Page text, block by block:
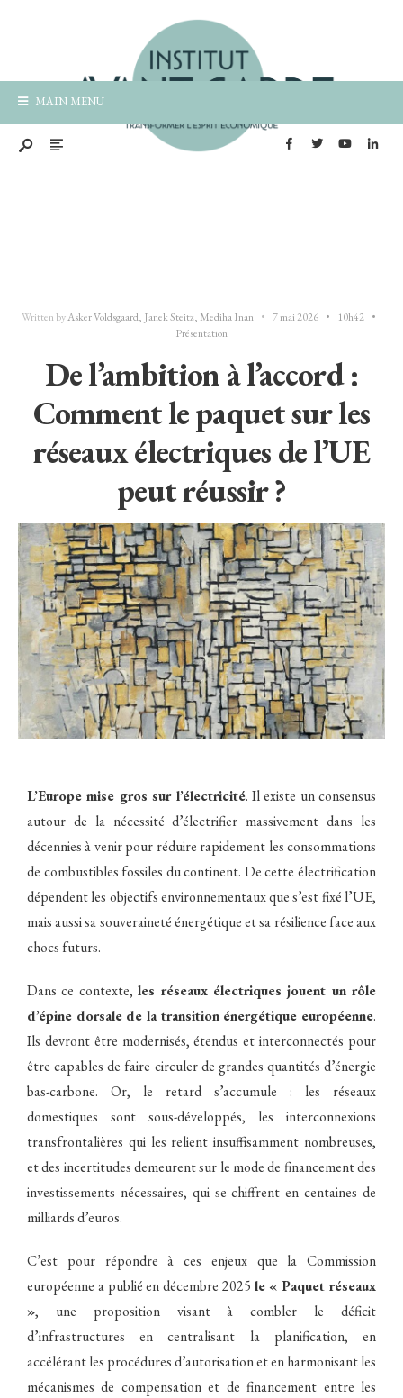
MAIN MENU
Written byAsker Voldsgaard, Janek Steitz, Mediha Inan • 7 mai 2026 • 10h42 •
Présentation
De l’ambition à l’accord :
Comment le paquet sur les
réseaux électriques de l’UE
peut réussir ?
L’Europe mise gros sur l’électricité. Il existe un consensus
autour de la nécessité d’électrifier massivement dans les
décennies à venir pour réduire rapidement les consommations
de combustibles fossiles du continent. De cette électrification
dépendent les objectifs environnementaux que s’est fixé l’UE,
mais aussi sa souveraineté énergétique et sa résilience face aux
chocs futurs.
Dans ce contexte,les réseaux électriques jouent un rôle
d’épine dorsale de la transition énergétique européenne.
Ils devront être modernisés, étendus et interconnectés pour
être capables de faire circuler de grandes quantités d’énergie
bas-carbone. Or, le retard s’accumule : les réseaux
domestiques sont sous-développés, les interconnexions
transfrontalières qui les relient insuffisamment nombreuses,
et des incertitudes demeurent sur le mode de financement des
investissements nécessaires, qui se chiffrent en centaines de
milliards d’euros.
C’est pour répondre à ces enjeux que la Commission
européenne a publié en décembre 2025 le « Paquet réseaux
», une proposition visant à combler le déficit
d’infrastructures en centralisant la planification, en
accélérant les procédures d’autorisation et en harmonisant les
mécanismes de compensation et de financement entre les